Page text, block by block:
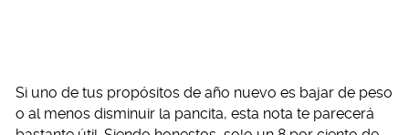
Si uno de tus propósitos de año nuevo es bajar de peso
o al menos disminuir la pancita, esta nota te parecerá